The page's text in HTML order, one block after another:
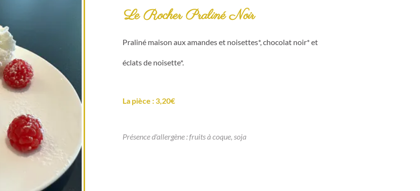
Le Rocher Praliné Noir
Praliné maison aux amandes et noisettes*, chocolat noir* et
éclats de noisette*.
La pièce : 3,20€
Présence d'allergène : fruits à coque, soja